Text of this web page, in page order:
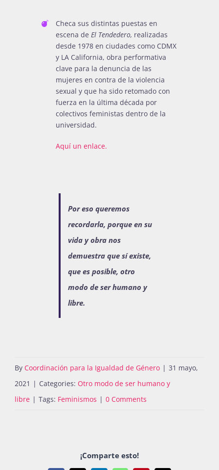
Checa sus distintas puestas en
escena de El Tendedero, realizadas
desde 1978 en ciudades como CDMX
y LA California, obra performativa
clave para la denuncia de las
mujeres en contra de la violencia
sexual y que ha sido retomado con
fuerza en la última década por
colectivos feministas dentro de la
universidad.
Aquí un enlace.
Por eso queremos
recordarla, porque en su
vida y obra nos
demuestra que sí existe,
que es posible, otro
modo de ser humano y
libre.
By Coordinación para la Igualdad de Género | 31 mayo,
2021 | Categories: Otro modo de ser humano y
libre | Tags: Feminismos | 0 Comments
¡Comparte esto!